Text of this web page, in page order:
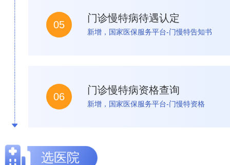
05
门诊慢特病待遇认定
新增，国家医保服务平台-门慢特告知书
06
门诊慢特病资格查询
新增，国家医保服务平台-门慢特资格
选医院